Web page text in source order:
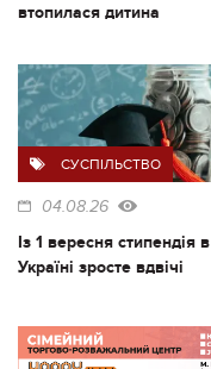
втопилася дитина
СУСПІЛЬСТВО
04.08.26
Із 1 вересня стипендія в
Україні зросте вдвічі